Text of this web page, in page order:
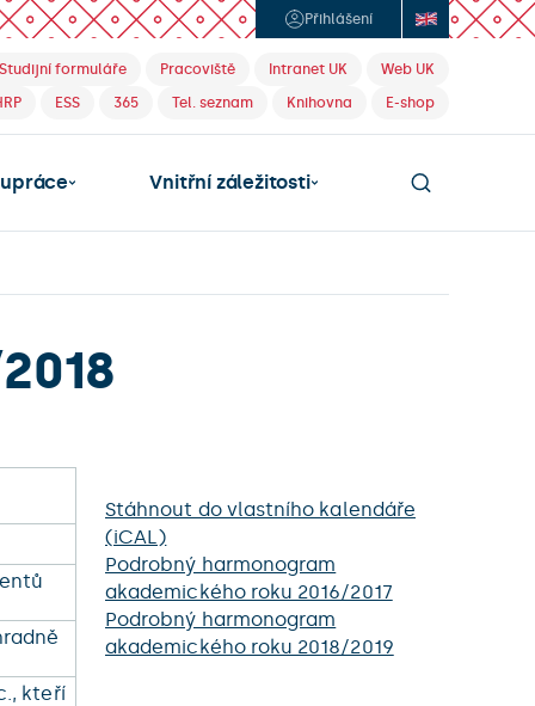
Přihlášení
Studijní formuláře Pracoviště Intranet UK
Web UK
ESS 365 Tel. seznam Knihovna E-shop
Vnitřní záležitosti
kteří
Stáhnout do vlastního kalendáře
(iCAL)
Podrobný harmonogram
akademického roku 2016/2017
Podrobný harmonogram
akademického roku 2018/2019